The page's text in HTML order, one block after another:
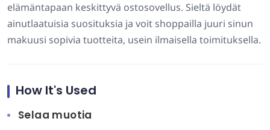
elämäntapaan keskittyvä ostosovellus. Sieltä löydät
ainutlaatuisia suosituksia ja voit shoppailla juuri sinun
makuusi sopivia tuotteita, usein ilmaisella toimituksella.
How It's Used
Selaa muotia